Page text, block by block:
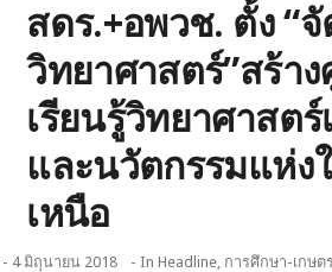
สดร.+อพวช. ตั้ง “
วิทยาศาสตร์”สร้า
เรียนรู้วิทยาศาสต
และนวัตกรรมแห่ง
เหนือ
- 4 มิถุนายน 2018 - InHeadline, การศึกษา-เกษต